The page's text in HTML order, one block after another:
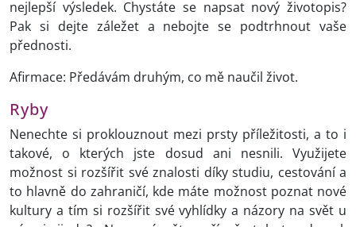
nejlepší výsledek. Chystáte se napsat nový životopis?
Pak si dejte záležet a nebojte se podtrhnout vaše
přednosti.
Afirmace: Předávám druhým, co mě naučil život.
Ryby
Nenechte si proklouznout mezi prsty příležitosti, a to i
takové, o kterých jste dosud ani nesnili. Využijete
možnost si rozšířit své znalosti díky studiu, cestování a
to hlavně do zahraničí, kde máte možnost poznat nové
kultury a tím si rozšířit své vyhlídky a názory na svět u